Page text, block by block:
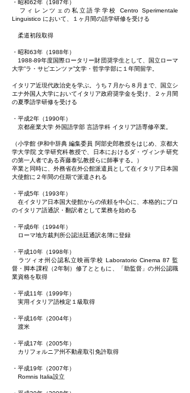
・昭和62年（1987年）
フィレンツェの私立語学学校 Centro Sperimentale
Linguistico において、１ヶ月間の語学研修を受ける
柔道初段取得
・昭和63年（1988年）
1988-89年度国際ロータリー財団奨学生として、国立ローマ
大学”ラ・サピエンツァ”文学・哲学学部に１年間留学。
イタリア近現代政治史を学ぶ。うち７月から８月まで、国立シ
エナ外国人大学においてイタリア政府奨学金を受け、２ヶ月間
の夏季語学研修を受ける
・平成2年（1990年）
京都産業大学 外国語学部 言語学科 イタリア語専修卒業。
（小学館 伊和中辞典 編集委員 阿部史郎教授をはじめ、京都大
学大学院 文学研究科教授で、日本におけるダ・ヴィンチ研究
の第一人者である斉藤泰弘教授らに師事する。）
卒業と同時に、外務省在外公館派遣員として在イタリア日本国
大使館に２年間の任期で派遣される
・平成5年（1993年）
在イタリア日本国大使館からの依頼を中心に、本格的にプロ
のイタリア語通訳・翻訳者として業務を始める
・平成6年（1994年）
ローマ地方裁判所公認法廷通訳名簿に登録
・平成10年（1998年）
ラツィオ州公認私立映画学校 Laboratorio Cinema 87 監
督・脚本課程（2年制）修了とともに、「助監督」の州公認職
業資格を取得
・平成11年（1999年）
実用イタリア語検定１級取得
・平成16年（2004年）
渡米
・平成17年（2005年）
カリフォルニア州不動産取引免許取得
・平成19年（2007年）
Romnis Italia設立